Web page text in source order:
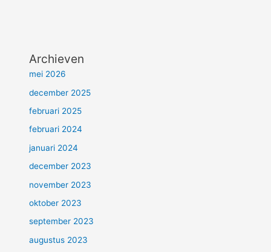
Archieven
mei 2026
december 2025
februari 2025
februari 2024
januari 2024
december 2023
november 2023
oktober 2023
september 2023
augustus 2023